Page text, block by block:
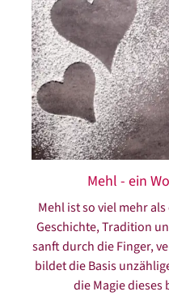
Mehl - ein
Mehl ist so viel mehr
Geschichte, Tradition
sanft durch die Finger,
bildet die Basis
die Magie dieses